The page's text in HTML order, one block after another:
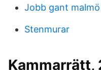
Jobb gant malmö
Stenmurar
Kammarrätt,